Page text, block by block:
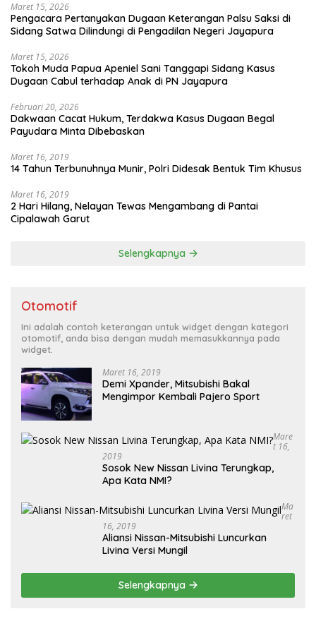
Maret 15, 2026
Pengacara Pertanyakan Dugaan Keterangan Palsu Saksi di
Sidang Satwa Dilindungi di Pengadilan Negeri Jayapura
Maret 15, 2026
Tokoh Muda Papua Apeniel Sani Tanggapi Sidang Kasus
Dugaan Cabul terhadap Anak di PN Jayapura
Februari 20, 2026
Dakwaan Cacat Hukum, Terdakwa Kasus Dugaan Begal
Payudara Minta Dibebaskan
Maret 16, 2019
14 Tahun Terbunuhnya Munir, Polri Didesak Bentuk Tim Khusus
Maret 16, 2019
2 Hari Hilang, Nelayan Tewas Mengambang di Pantai
Cipalawah Garut
Selengkapnya
Otomotif
Ini adalah contoh keterangan untuk widget dengan kategori
otomotif, anda bisa dengan mudah memasukkannya pada
widget.
Maret 16, 2019
Demi Xpander, Mitsubishi Bakal
Mengimpor Kembali Pajero Sport
Mare
T 16,
2019
Sosok New Nissan Livina Terungkap,
Apa Kata NMI?
Ma
Ret
16, 2019
Aliansi Nissan-Mitsubishi Luncurkan
Livina Versi Mungil
Selengkapnya